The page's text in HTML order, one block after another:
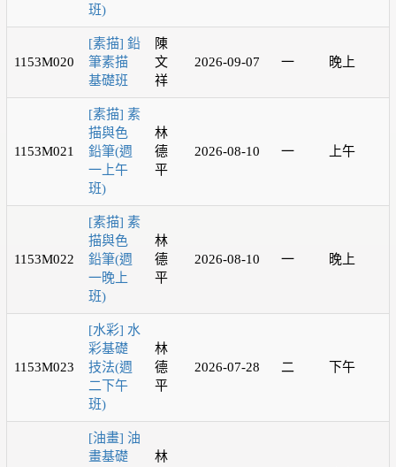
班)
1153M020
[素描] 鉛
筆素描
基礎班
陳
文
祥
2026-09-07 一 晚上
1153M021
[素描] 素
描與色
鉛筆(週
一上午
班)
林
德
平
2026-08-10 一 上午
1153M022
[素描] 素
描與色
鉛筆(週
一晚上
班)
林
德
平
2026-08-10 一 晚上
1153M023
[水彩] 水
彩基礎
技法(週
二下午
班)
林
德
平
2026-07-28 二 下午
[油畫] 油
畫基礎
林